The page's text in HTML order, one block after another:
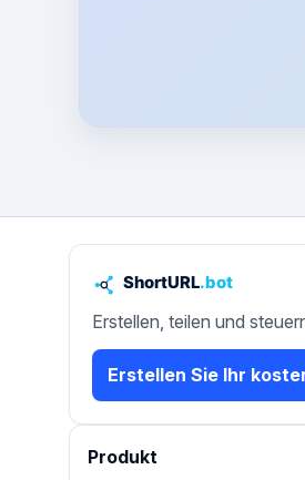
Erstellen, teilen und
Erstellen Sie Ihr
Produkt